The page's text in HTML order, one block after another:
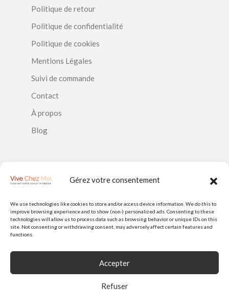
Gérez votre consentement
We use technologies like cookies to store and/or access device information. We do this to
improve browsing experience and to show (non-) personalized ads. Consenting to these
technologies will allow us to process data such as browsing behavior or unique IDs on this
site. Not consenting or withdrawing consent, may adversely affect certain features and
functions.
Accepter
Refuser
Politique de retour
Politique de confidentialité
Politique de cookies
Mentions Légales
Suivi de commande
Contact
À propos
Blog
PAIEMENTS